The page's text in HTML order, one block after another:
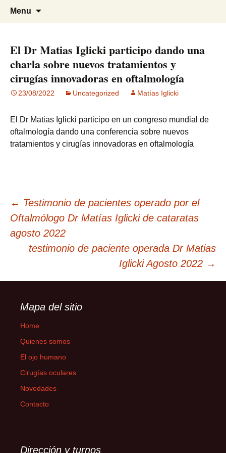
Centro Oftalmológico Dr. Matías
Iglicki
Visión para una vida plena
Menu
El Dr Matias Iglicki participo dando una
charla sobre nuevos tratamientos y
cirugías innovadoras en oftalmología
23/08/2022 Uncategorized Matías Iglicki
El Dr Matias Iglicki participo en un congreso mundial de
oftalmología dando una conferencia sobre nuevos
tratamientos y cirugías innovadoras en oftalmología
Post
navigation
← Testimonio de pacientes operado por el
Oftalmólogo Dr Matías Iglicki de cataratas
agosto 2022
testimonio de paciente operada Dr Matias
Iglicki Agosto 2022 →
Mapa del sitio
Home
Quienes somos
El ojo humano
Cirugías oculares
Novedades
Contacto
Dirección y turnos